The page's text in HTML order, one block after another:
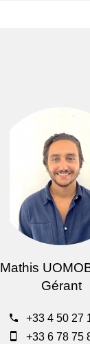
Mathis
Gérant
+33 4 50 27
+33 6 78 75